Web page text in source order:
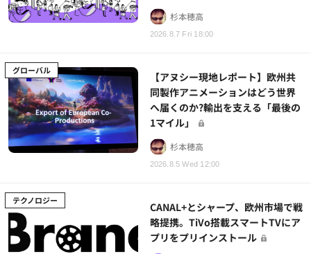
2026.8.7 Fri 18:00
杉本穂高
グローバル
2026.8.5 Wed 12:00
【アヌシー現地レポート】欧州共
同製作アニメーションはどう世界
へ届くのか?輸出を支える「最後の
1マイル」
杉本穂高
テクノロジー
CANAL+とシャープ、欧州市場で戦
略提携。TiVo搭載スマートTVにア
プリをプリインストール